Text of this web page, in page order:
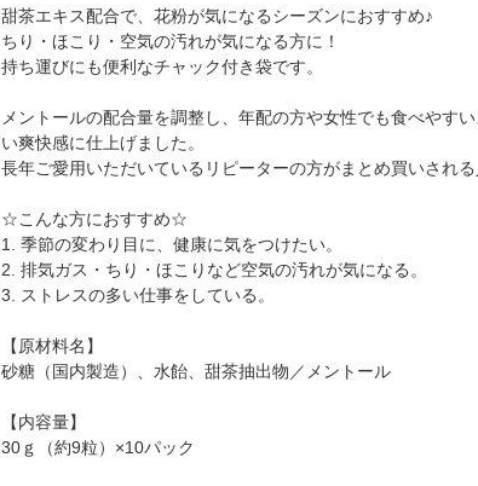
甜茶エキス配合で、花粉が気になるシーズンにおすすめ♪
ちり・ほこり・空気の汚れが気になる方に！
持ち運びにも便利なチャック付き袋です。
メントールの配合量を調整し、年配の方や女性でも食べやす
い爽快感に仕上げました。
長年ご愛用いただいているリピーターの方がまとめ買いされる
☆こんな方におすすめ☆
1. 季節の変わり目に、健康に気をつけたい。
2. 排気ガス・ちり・ほこりなど空気の汚れが気になる。
3. ストレスの多い仕事をしている。
【原材料名】
砂糖（国内製造）、水飴、甜茶抽出物／メントール
【内容量】
30ｇ（約9粒）×10パック